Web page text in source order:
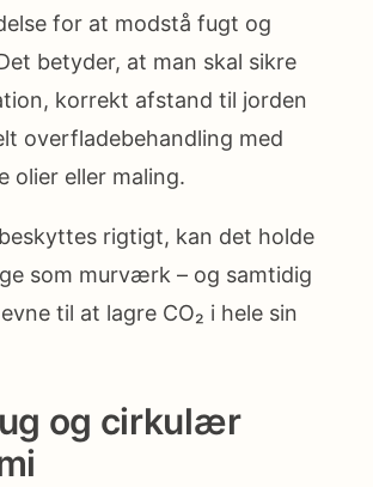
for at modstå fugt og
betyder, at man skal sikre
korrekt afstand til jorden
overfladebehandling med
olier eller maling.
rigtigt, kan det holde
som murværk – og samtidig
til at lagre CO₂ i hele sin
og cirkulær